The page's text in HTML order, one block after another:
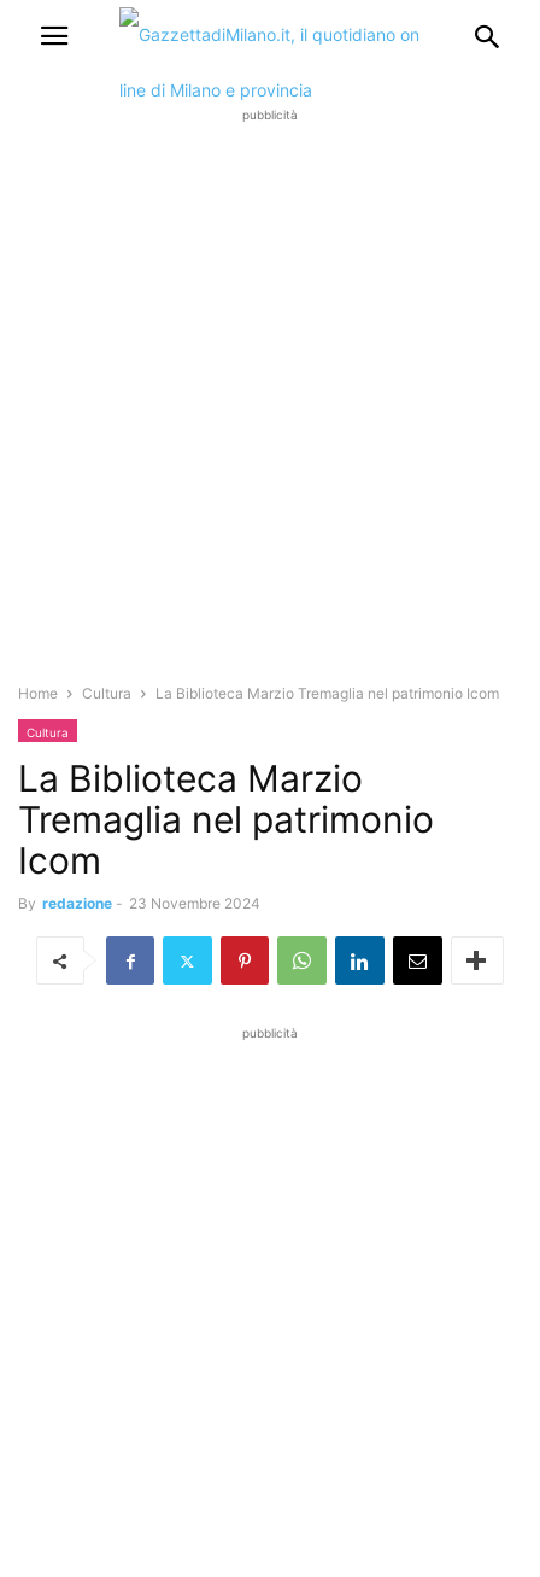
pubblicità
Home Cultura La Biblioteca Marzio Tremaglia nel patrimonio Icom
Cultura
La Biblioteca Marzio
Tremaglia nel patrimonio
Icom
By redazione - 23 Novembre 2024
pubblicità